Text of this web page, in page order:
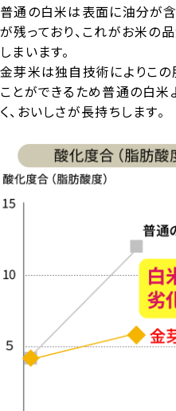
普通の白米は表面に油分が含
が残っており、これがお米の
しまいます。
金芽米は独自技術によりこ
ことができるため普通の白米
く、おいしさが長持ちします。